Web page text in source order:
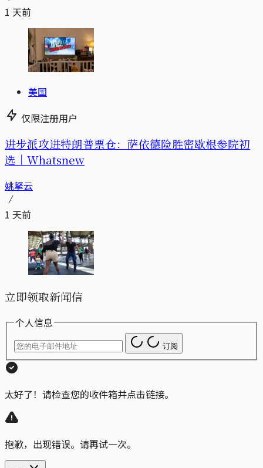
1 天前
美国
仅限注册用户
进步派攻进特朗普票仓：萨依德险胜密歇根参院初
选｜Whatsnew
姚拏云
1 天前
立即领取新闻信
个人信息
订阅
太好了！请检查您的收件箱并点击链接。
抱歉，出现错误。请再试一次。